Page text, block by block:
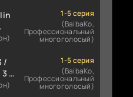
1-5 серия
(BaibaKo,
Профессиональный
многоголосый)
/
/
1-5 серия
(BaibaKo,
Профессиональный
многоголосый)